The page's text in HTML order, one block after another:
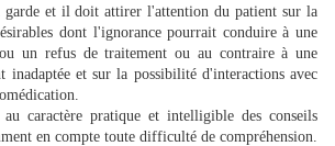
garde et il doit attirer l'attention du patient sur la
dont l'ignorance pourrait conduire à une
un refus de traitement ou au contraire à une
inadaptée et sur la possibilité d'interactions avec
caractère pratique et intelligible des conseils
en compte toute difficulté de compréhension.